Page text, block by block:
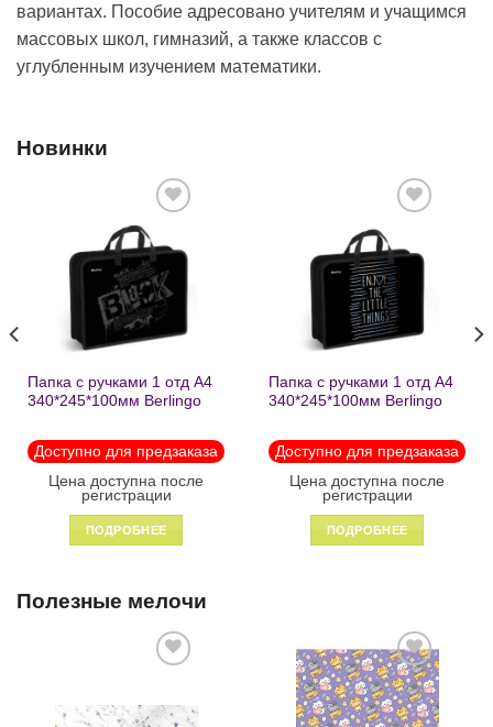
вариантах. Пособие адресовано учителям и учащимся
массовых школ, гимназий, а также классов с
углубленным изучением математики.
Новинки
Добавить
в список
желаний
Папка с ручками 1 отд А4
340*245*100мм Berlingo
молнии1246
Доступно для предзаказа
Цена доступна после
регистрации
ПОДРОБНЕЕ
Добавить
в список
желаний
Папка с ручками 1 отд А4
340*245*100мм Berlingo
пластик на молнии 1215
Доступно для предзаказа
Цена доступна после
регистрации
ПОДРОБНЕЕ
Полезные мелочи
желаний
Добавить
в список
желаний